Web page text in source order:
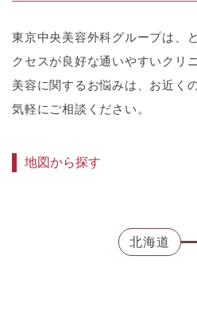
東京中央美容外科グループは、
クセスが良好な通いやすいクリ
美容に関するお悩みは、お近く
気軽にご相談ください。
地図から探す
北海道